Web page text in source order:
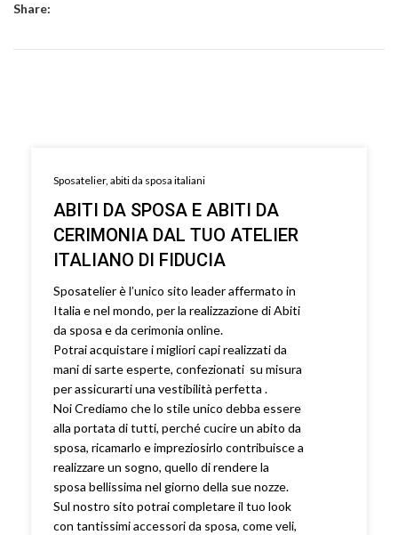
Share:
Sposatelier, abiti da sposa italiani
ABITI DA SPOSA E ABITI DA
CERIMONIA DAL TUO ATELIER
ITALIANO DI FIDUCIA
Sposatelier è l’unico sito leader affermato in
Italia e nel mondo, per la realizzazione di Abiti
da sposa e da cerimonia online.
Potrai acquistare i migliori capi realizzati da
mani di sarte esperte, confezionati su misura
per assicurarti una vestibilità perfetta .
Noi Crediamo che lo stile unico debba essere
alla portata di tutti, perché cucire un abito da
sposa, ricamarlo e impreziosirlo contribuisce a
realizzare un sogno, quello di rendere la
sposa bellissima nel giorno della sue nozze.
Sul nostro sito potrai completare il tuo look
con tantissimi accessori da sposa, come veli,